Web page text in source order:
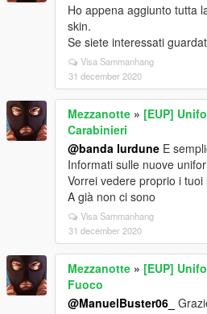
Ho appena aggiunto tutta
skin.
Se siete interessati
Visa Sammanhang
31 december 2020
Mezzanotte » [EUP]
Carabinieri
@banda lurdune E
Informati sulle nuove
Vorrei vedere proprio i tuoi
A già non ci sono
Visa Sammanhang
31 december 2020
Mezzanotte » [EUP]
Fuoco
@ManuelBuster06_